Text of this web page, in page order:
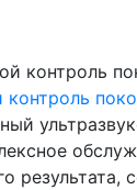
контроль